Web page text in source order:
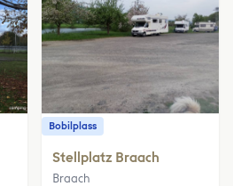
Bobilplass
Stellplatz Braach
Braach